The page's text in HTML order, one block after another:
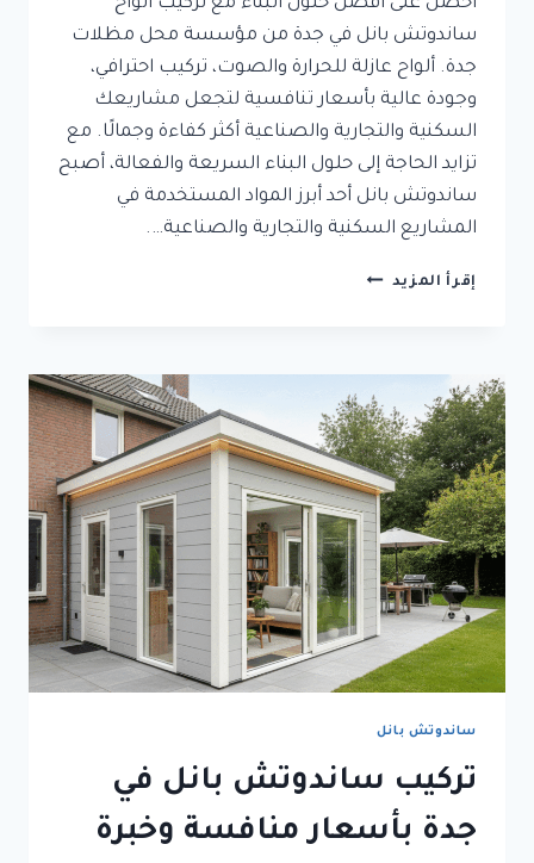
احصل على أفضل حلول البناء مع تركيب الواح
ساندوتش بانل في جدة من مؤسسة محل مظلات
جدة. ألواح عازلة للحرارة والصوت، تركيب احترافي،
وجودة عالية بأسعار تنافسية لتجعل مشاريعك
السكنية والتجارية والصناعية أكثر كفاءة وجمالًا. مع
تزايد الحاجة إلى حلول البناء السريعة والفعالة، أصبح
ساندوتش بانل أحد أبرز المواد المستخدمة في
المشاريع السكنية والتجارية والصناعية….
إقرأ المزيد تركيب
في
جدة
|
ساندوتش
بانل
عازل
للحرارة
ساندوتش بانل
تركيب ساندوتش بانل في
جدة بأسعار منافسة وخبرة